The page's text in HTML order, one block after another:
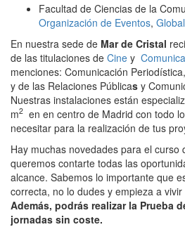
Facultad de Ciencias de la
Organización de Eventos,
En nuestra sede de Mar de Cristal
de las titulaciones de Cine y
menciones: Comunicación
y de las Relaciones Públicas y
Nuestras instalaciones están
m2 en en centro de Madrid con todo
necesitar para la realización de tus
Hay muchas novedades para el curso
queremos contarte todas las
alcance. Sabemos lo importante que
correcta, no lo dudes y empieza a
Además, podrás realizar la Prueba
jornadas sin coste.